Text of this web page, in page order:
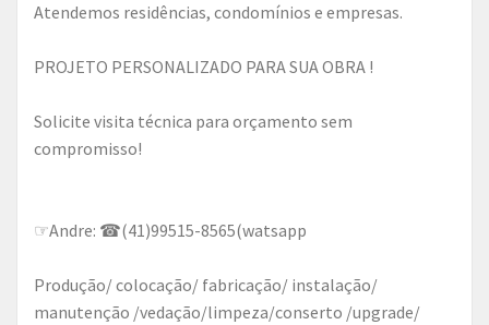
Atendemos residências, condomínios e empresas.
PROJETO PERSONALIZADO PARA SUA OBRA !
Solicite visita técnica para orçamento sem
compromisso!
☞Andre: ☎(41)99515-8565(watsapp
Produção/ colocação/ fabricação/ instalação/
manutenção /vedação/limpeza/conserto /upgrade/